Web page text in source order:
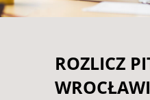
ROZLICZ